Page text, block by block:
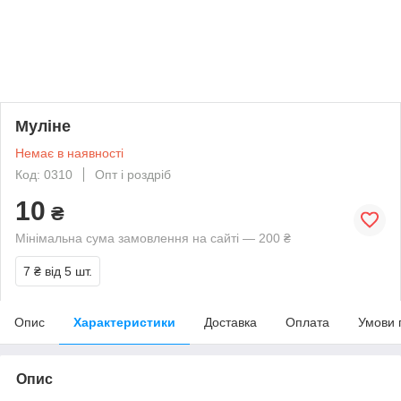
Муліне
Немає в наявності
Код: 0310
Опт і роздріб
10 ₴
Мінімальна сума замовлення на сайті — 200 ₴
7 ₴ від 5 шт.
Опис Характеристики Доставка Оплата Умови
Опис